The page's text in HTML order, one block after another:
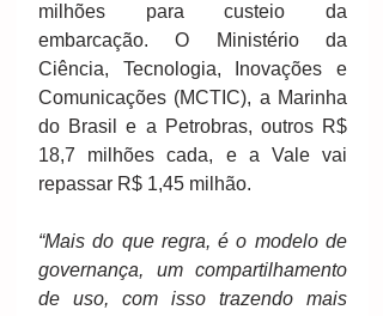
milhões para custeio da
embarcação. O Ministério da
Ciência, Tecnologia, Inovações e
Comunicações (MCTIC), a Marinha
do Brasil e a Petrobras, outros R$
18,7 milhões cada, e a Vale vai
repassar R$ 1,45 milhão.
“Mais do que regra, é o modelo de
governança, um compartilhamento
de uso, com isso trazendo mais